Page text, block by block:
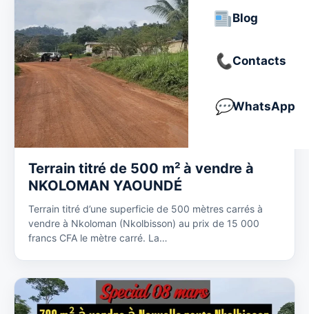
Blog
Contacts
WhatsApp
Terrain titré de 500 m² à vendre à
NKOLOMAN YAOUNDÉ
Terrain titré d’une superficie de 500 mètres carrés à
vendre à Nkoloman (Nkolbisson) au prix de 15 000
francs CFA le mètre carré. La…